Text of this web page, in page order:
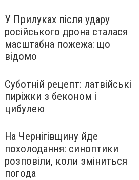
У Прилуках після удару
російського дрона сталася
масштабна пожежа: що
відомо
Суботній рецепт: латвійські
пиріжки з беконом і
цибулею
На Чернігівщину йде
похолодання: синоптики
розповіли, коли зміниться
погода